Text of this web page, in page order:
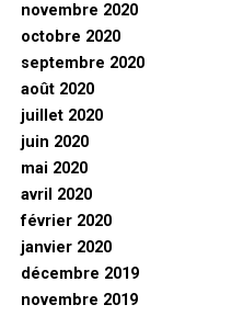
novembre 2020
octobre 2020
septembre 2020
août 2020
juillet 2020
juin 2020
mai 2020
avril 2020
février 2020
janvier 2020
décembre 2019
novembre 2019